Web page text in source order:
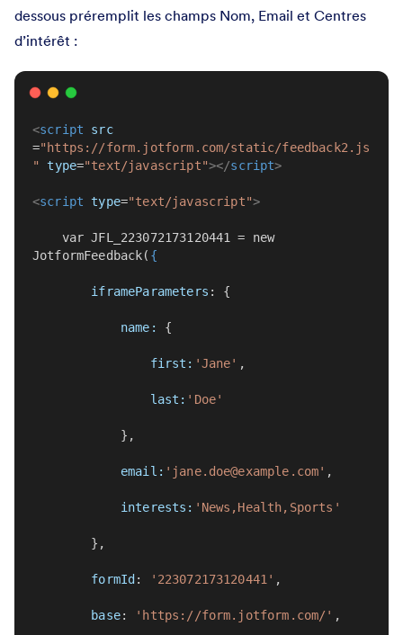
dessous préremplit les champs Nom, Email et Centres
d’intérêt :
<script
src
="https://form.jotform.com/static/feedback2.js
"
type="text/javascript"></script>
<script type="text/javascript">
var JFL_223072173120441 = new
JotformFeedback( {
iframeParameters : {
name: {
first: 'Jane' ,
last: 'Doe'
},
email: 'jane.doe@example.com' ,
interests: 'News,Health,Sports'
},
formId : '223072173120441' ,
base: 'https://form.jotform.com/' ,